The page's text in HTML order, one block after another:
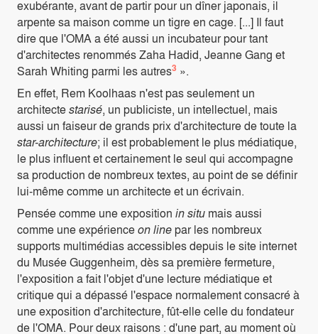
exubérante, avant de partir pour un dîner japonais, il
arpente sa maison comme un tigre en cage. [...] Il faut
dire que l'OMA a été aussi un incubateur pour tant
d'architectes renommés Zaha Hadid, Jeanne Gang et
Sarah Whiting parmi les autres3 ».
En effet, Rem Koolhaas n'est pas seulement un
architectestarisé, un publiciste, un intellectuel, mais
aussi un faiseur de grands prix d'architecture de toute la
star-architecture; il est probablement le plus médiatique,
le plus influent et certainement le seul qui accompagne
sa production de nombreux textes, au point de se définir
lui-même comme un architecte et un écrivain.
Pensée comme une exposition in situ mais aussi
comme une expérienceon line par les nombreux
supports multimédias accessibles depuis le site internet
du Musée Guggenheim, dès sa première fermeture,
l'exposition a fait l'objet d'une lecture médiatique et
critique qui a dépassé l'espace normalement consacré à
une exposition d'architecture, fût-elle celle du fondateur
de l'OMA. Pour deux raisons : d'une part, au moment où